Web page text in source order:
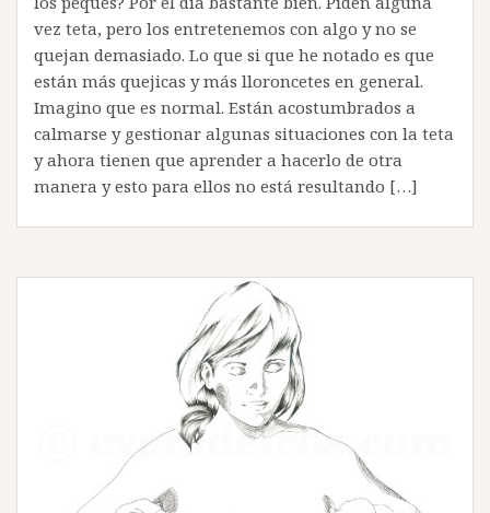
vez teta, pero los entretenemos con algo y no se
quejan demasiado. Lo que si que he notado es que
están más quejicas y más lloroncetes en general.
Imagino que es normal. Están acostumbrados a
calmarse y gestionar algunas situaciones con la teta
y ahora tienen que aprender a hacerlo de otra
manera y esto para ellos no está resultando […]